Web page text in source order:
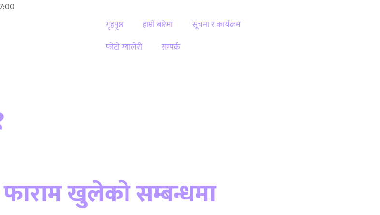
गृहपृष्ठ हाम्रो बारेमा
सूचना र कार्यक्रम
फोटो ग्यालेरी
सम्पर्क
फाराम खुलेको सम्बन्धमा